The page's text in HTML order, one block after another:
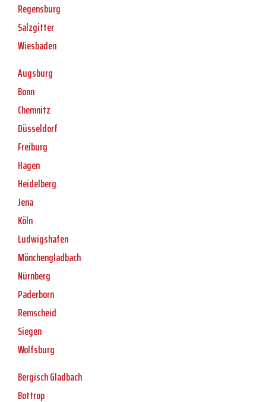
Regensburg
Salzgitter
Wiesbaden
Augsburg
Bonn
Chemnitz
Düsseldorf
Freiburg
Hagen
Heidelberg
Jena
Köln
Ludwigshafen
Mönchengladbach
Nürnberg
Paderborn
Remscheid
Siegen
Wolfsburg
Bergisch Gladbach
Bottrop